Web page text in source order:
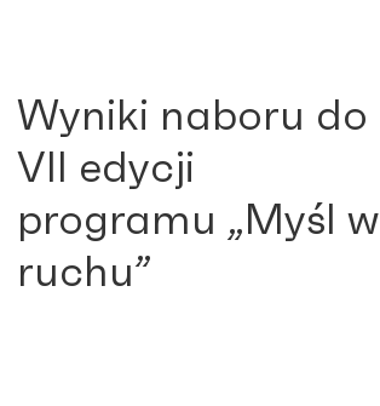
Wyniki naboru do
VII edycji
programu „Myśl w
ruchu”